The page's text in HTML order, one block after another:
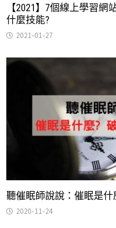
【2021】7個線上學習
什麼技能?
2021-01-27
聽催眠師說說：催眠是什
2020-11-24